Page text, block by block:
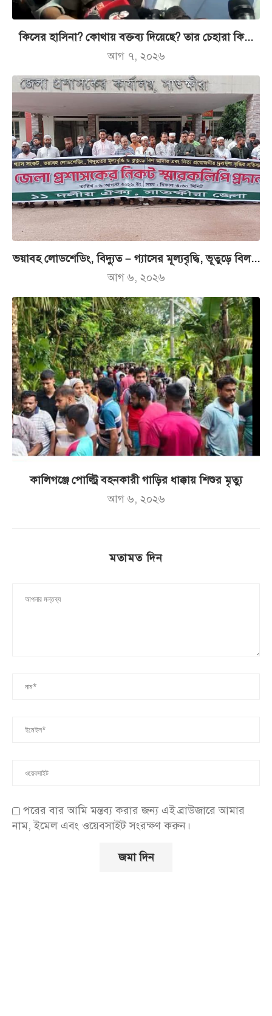
কিসের হাসিনা? কোথায় বক্তব্য দিয়েছে? তার চেহারা কি...
আগ ৭, ২০২৬
ভয়াবহ লোডশেডিং, বিদ্যুত – গ্যাসের মূল্যবৃদ্ধি, ভূতুড়ে বিল...
আগ ৬, ২০২৬
কালিগঞ্জে পোল্ট্রি বহনকারী গাড়ির ধাক্কায় শিশুর মৃত্যু
আগ ৬, ২০২৬
মতামত দিন
পরের বার আমি মন্তব্য করার জন্য এই ব্রাউজারে আমার
নাম, ইমেল এবং ওয়েবসাইট সংরক্ষণ করুন।